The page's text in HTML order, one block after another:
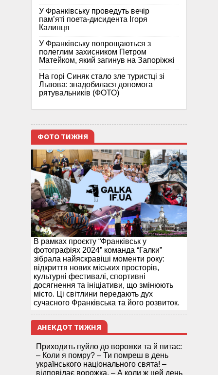
У Франківську проведуть вечір
пам’яті поета-дисидента Ігоря
Калинця
У Франківську попрощаються з
полеглим захисником Петром
Матейком, який загинув на Запоріжжі
На горі Синяк стало зле туристці зі
Львова: знадобилася допомога
рятувальників (ФОТО)
ФОТО ТИЖНЯ
В рамках проєкту “Франківськ у
фотографіях 2024” команда “Галки”
зібрала найяскравіші моменти року:
відкриття нових міських просторів,
культурні фестивалі, спортивні
досягнення та ініціативи, що змінюють
місто. Ці світлини передають дух
сучасного Франківська та його розвиток.
АНЕКДОТ ТИЖНЯ
Приходить пуйло до ворожки та й питає:
– Коли я помру? – Ти помреш в день
українського національного свята! –
відповідає ворожка. – А коли ж цей день